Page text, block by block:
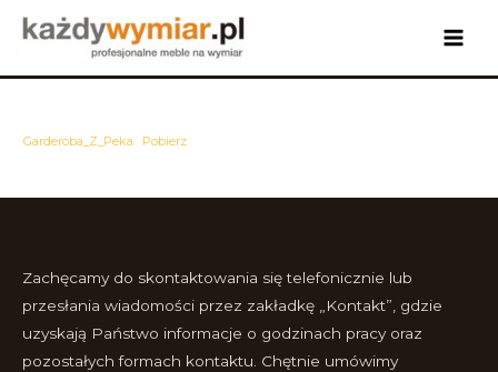
Main
Garderoba_Z_Peka Pobierz
Zachęcamy do skontaktowania się telefonicznie lub
przesłania wiadomości przez zakładkę „Kontakt”, gdzie
uzyskają Państwo informacje o godzinach pracy oraz
pozostałych formach kontaktu. Chętnie umówimy